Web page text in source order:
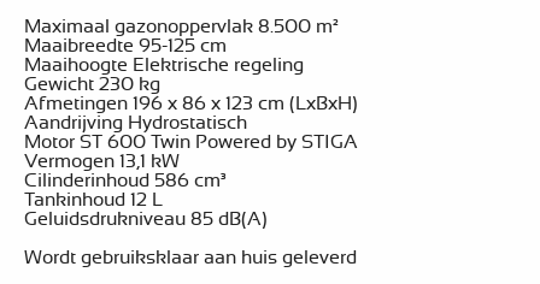
Maximaal gazonoppervlak 8.500 m²
Maaibreedte 95-125 cm
Maaihoogte Elektrische regeling
Gewicht 230 kg
Afmetingen 196 x 86 x 123 cm (LxBxH)
Aandrijving Hydrostatisch
Motor ST 600 Twin Powered by STIGA
Vermogen 13,1 kW
Cilinderinhoud 586 cm³
Tankinhoud 12 L
Geluidsdrukniveau 85 dB(A)
Wordt gebruiksklaar aan huis geleverd